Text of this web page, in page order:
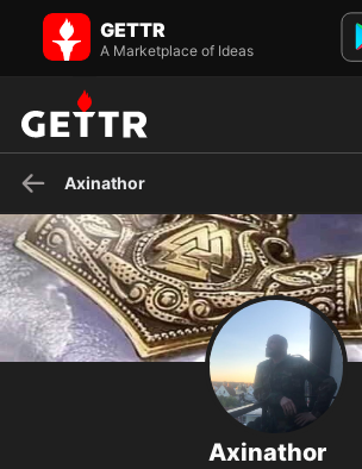
Axinathor on GETTR - Profile and Posts
ᛗᚨᛞᛖ ᛁᚾ ᚷᛖᚱᛗᚨᚾᛁᚨ SI FIS PACEM PARA
YOUR COUNTRY, SAVE YOUR PEOPLE, SAVE
GETTR
A Marketplace of Ideas
Axinathor
Axinathor